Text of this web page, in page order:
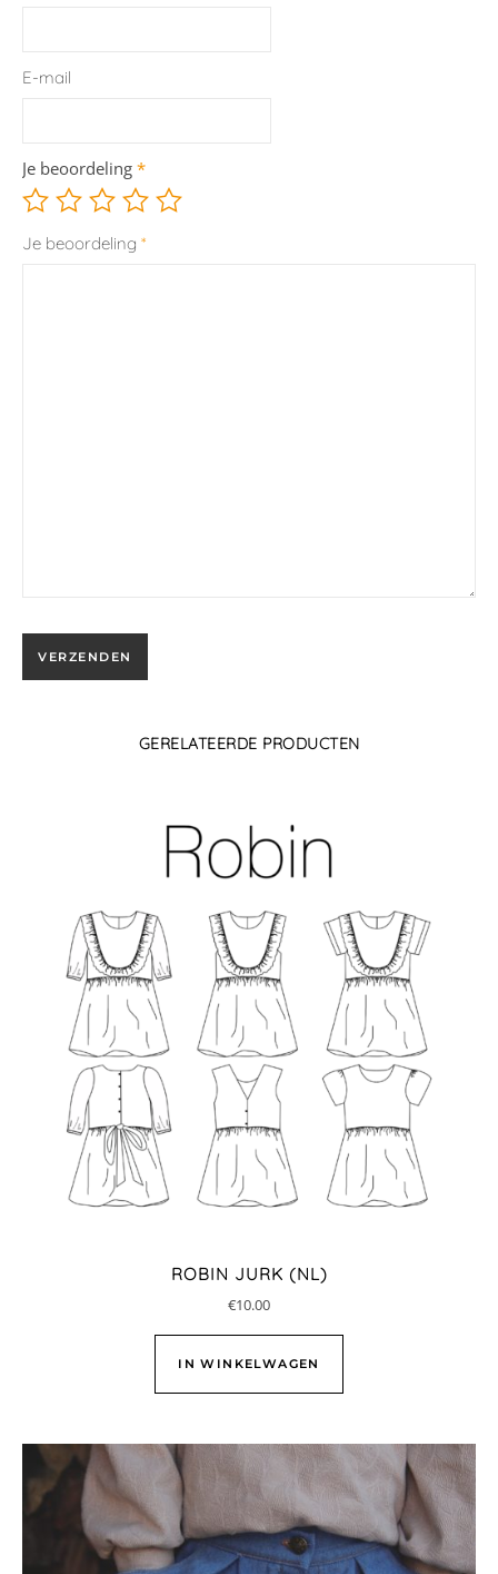
E-mail
Je beoordeling *
Je beoordeling *
GERELATEERDE PRODUCTEN
ROBIN JURK (NL)
€10.00
IN WINKELWAGEN